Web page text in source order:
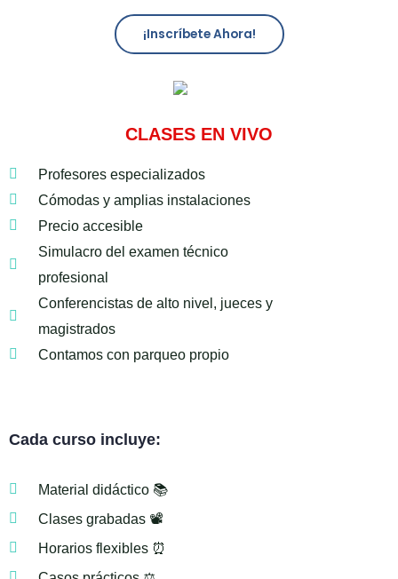
¡Inscríbete Ahora!
CLASES EN VIVO
Profesores especializados
Cómodas y amplias instalaciones
Precio accesible
Simulacro del examen técnico
profesional
Conferencistas de alto nivel, jueces y
magistrados
Contamos con parqueo propio
Cada curso incluye:
Material didáctico 📚
Clases grabadas 📽️
Horarios flexibles ⏰